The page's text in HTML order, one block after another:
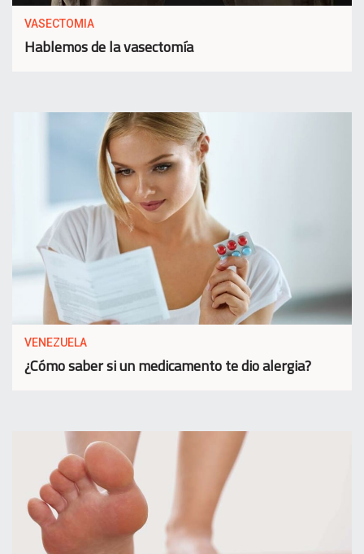
VASECTOMIA
Hablemos de la vasectomía
VENEZUELA
¿Cómo saber si un medicamento te dio alergia?